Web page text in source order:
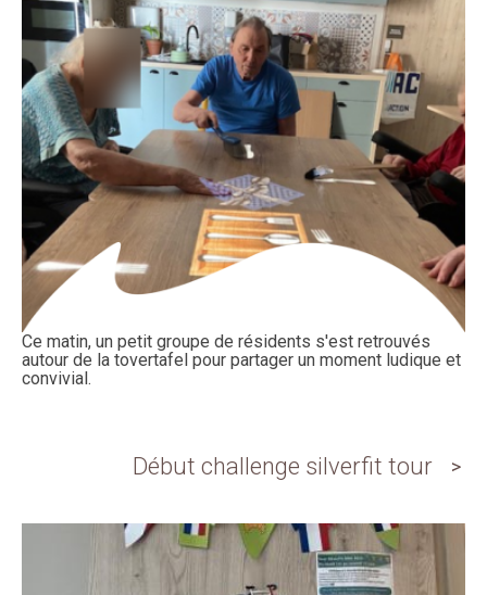
Ce matin, un petit groupe de résidents s'est retrouvés
autour de la tovertafel pour partager un moment ludique et
convivial.
Début challenge silverfit tour